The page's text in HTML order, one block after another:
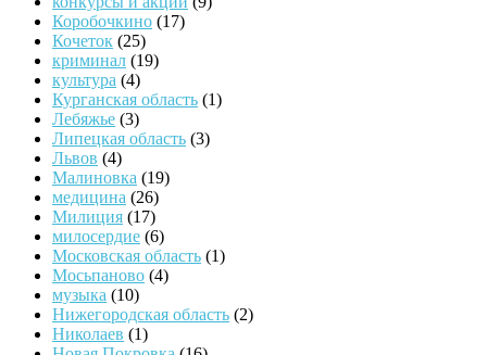
Коробочкино (17)
Кочеток (25)
криминал (19)
культура (4)
Курганская область (1)
Лебяжье (3)
Липецкая область (3)
Львов (4)
Малиновка (19)
медицина (26)
Милиция (17)
милосердие (6)
Московская область (1)
Мосьпаново (4)
музыка (10)
Нижегородская область (2)
Николаев (1)